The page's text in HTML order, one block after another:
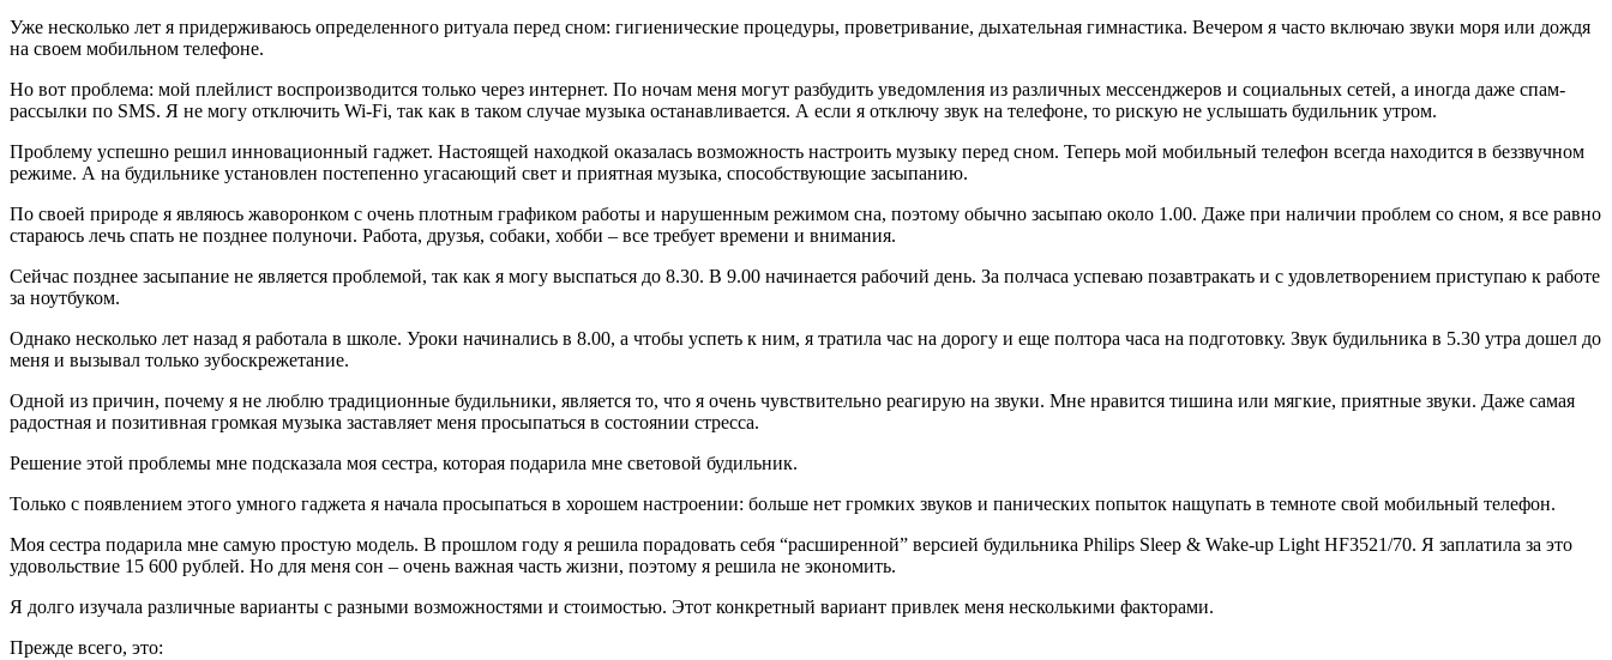
Уже несколько лет я придерживаюсь определенного ритуала перед сном: гигиенические процедуры, проветривание, дыхательная гимнастика. Вечером я часто включаю звуки моря или дождя
на своем мобильном телефоне.
Но вот проблема: мой плейлист воспроизводится только через интернет. По ночам меня могут разбудить уведомления из различных мессенджеров и социальных сетей, а иногда даже спам-
рассылки по SMS. Я не могу отключить Wi-Fi, так как в таком случае музыка останавливается. А если я отключу звук на телефоне, то рискую не услышать будильник утром.
Проблему успешно решил инновационный гаджет. Настоящей находкой оказалась возможность настроить музыку перед сном. Теперь мой мобильный телефон всегда находится в беззвучном
режиме. А на будильнике установлен постепенно угасающий свет и приятная музыка, способствующие засыпанию.
По своей природе я являюсь жаворонком с очень плотным графиком работы и нарушенным режимом сна, поэтому обычно засыпаю около 1.00. Даже при наличии проблем со сном, я все равно
стараюсь лечь спать не позднее полуночи. Работа, друзья, собаки, хобби – все требует времени и внимания.
Сейчас позднее засыпание не является проблемой, так как я могу выспаться до 8.30. В 9.00 начинается рабочий день. За полчаса успеваю позавтракать и с удовлетворением приступаю к работе
за ноутбуком.
Однако несколько лет назад я работала в школе. Уроки начинались в 8.00, а чтобы успеть к ним, я тратила час на дорогу и еще полтора часа на подготовку. Звук будильника в 5.30 утра дошел до
меня и вызывал только зубоскрежетание.
Одной из причин, почему я не люблю традиционные будильники, является то, что я очень чувствительно реагирую на звуки. Мне нравится тишина или мягкие, приятные звуки. Даже самая
радостная и позитивная громкая музыка заставляет меня просыпаться в состоянии стресса.
Решение этой проблемы мне подсказала моя сестра, которая подарила мне световой будильник.
Только с появлением этого умного гаджета я начала просыпаться в хорошем настроении: больше нет громких звуков и панических попыток нащупать в темноте свой мобильный телефон.
Моя сестра подарила мне самую простую модель. В прошлом году я решила порадовать себя “расширенной” версией будильника Philips Sleep & Wake-up Light HF3521/70. Я заплатила за это
удовольствие 15 600 рублей. Но для меня сон – очень важная часть жизни, поэтому я решила не экономить.
Я долго изучала различные варианты с разными возможностями и стоимостью. Этот конкретный вариант привлек меня несколькими факторами.
Прежде всего, это: